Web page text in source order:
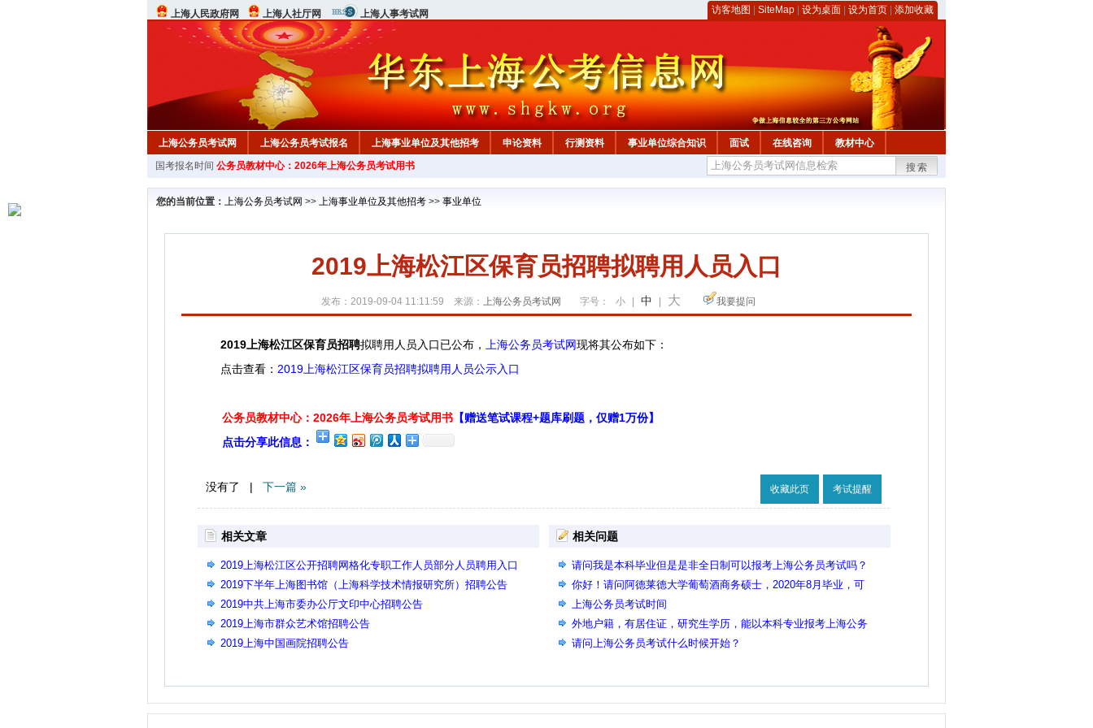
上海人民政府网 上海人社厅网 上海人事考试网 访客地图 SiteMap 设为桌面 设为首页 添加收藏
上海公务员考试网 上海公务员考试报名 上海事业单位及其他招考 申论资料 行测资料 事业单位综合知识 面试 在线咨询
教材中心
国考报名时间 公务员教材中心：2026年上海公务员考试用书 搜索
您的当前位置： 上海公务员考试网 >> 上海事业单位及其他招考 >> 事业单位
2019上海松江区保育员招聘拟聘用人员入口
发布：2019-09-04 11:11:59 来源： 上海公务员考试网 字号： 小 中 大 我要提问
2019上海松江区保育员招聘拟聘用人员入口已公布， 上海公务员考试网现将其公布如下：
点击查看： 2019上海松江区保育员招聘拟聘用人员公示入口
公务员教材中心：2026年上海公务员考试用书 【赠送笔试课程+题库刷题，仅赠1万份】
点击分享此信息：
没有了 | 下一篇 » 收藏此页 考试提醒
相关文章
2019上海松江区公开招聘网格化专职工作人员部分人员聘用入口
2019下半年上海图书馆（上海科学技术情报研究所）招聘公告
2019中共上海市委办公厅文印中心招聘公告
2019上海市群众艺术馆招聘公告
2019上海中国画院招聘公告
相关问题
请问我是本科毕业但是是非全日制可以报考上海公务员考试吗？
你好！请问阿德莱德大学葡萄酒商务硕士，2020年8月毕业，可
以报考哪一类（职位）上海公务员？
上海公务员考试时间
外地户籍，有居住证，研究生学历，能以本科专业报考上海公务
员吗
请问上海公务员考试什么时候开始？